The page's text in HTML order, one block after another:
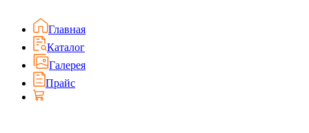
Главная
Каталог
Галерея
Прайс